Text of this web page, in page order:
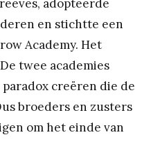
adopteerde
en stichtte een
Academy. Het
twee academies
creëren die de
broeders en zusters
om het einde van